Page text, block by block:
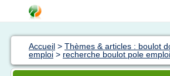
Accueil > Thèmes & articles : boulot
emploi > recherche boulot pole emploi